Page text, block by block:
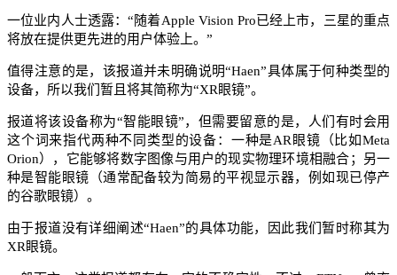
一位业内人士透露：“随着Apple Vision Pro已经上市，三星的重点
将放在提供更先进的用户体验上。”​
值得注意的是，该报道并未明确说明“Haen”具体属于何种类型的
设备，所以我们暂且将其简称为“XR眼镜”。​
报道将该设备称为“智能眼镜”，但需要留意的是，人们有时会用
这个词来指代两种不同类型的设备：一种是AR眼镜（比如Meta
Orion），它能够将数字图像与用户的现实物理环境相融合；另一
种是智能眼镜（通常配备较为简易的平视显示器，例如现已停产
的谷歌眼镜）。​
由于报道没有详细阐述“Haen”的具体功能，因此我们暂时称其为
XR眼镜。​